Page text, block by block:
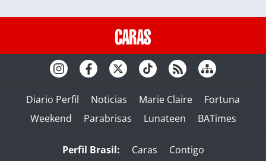
Diario Perfil Noticias Marie Claire
Fortuna
Weekend
Parabrisas Lunateen BATimes
Perfil Brasil: Caras Contigo